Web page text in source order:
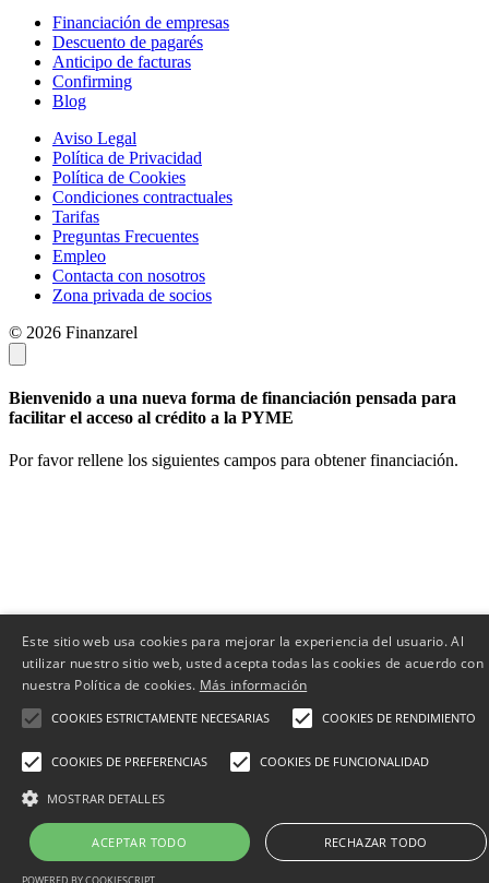
Financiación de empresas
Descuento de pagarés
Anticipo de facturas
Confirming
Blog
Aviso Legal
Política de Privacidad
Política de Cookies
Condiciones contractuales
Tarifas
Preguntas Frecuentes
Empleo
Contacta con nosotros
Zona privada de socios
© 2026 Finanzarel
Bienvenido a una nueva forma de financiación pensada para
facilitar el acceso al crédito a la PYME
Por favor rellene los siguientes campos para obtener financiación.
Este sitio web usa cookies para mejorar la experiencia del usuario. Al
utilizar nuestro sitio web, usted acepta todas las cookies de acuerdo con
nuestra Política de cookies. Más información
COOKIES ESTRICTAMENTE NECESARIAS COOKIES DE RENDIMIENTO
COOKIES DE PREFERENCIAS COOKIES DE FUNCIONALIDAD
MOSTRAR DETALLES
ACEPTAR TODO RECHAZAR TODO